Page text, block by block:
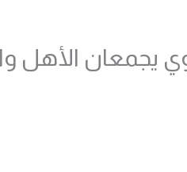
يجمعان الأهل